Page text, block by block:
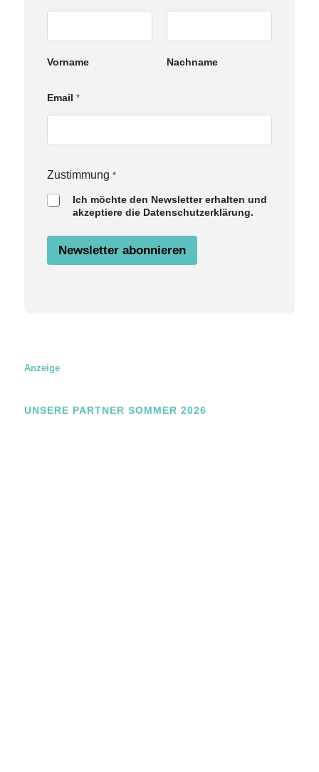
E
m
a
l
t
m
u
n
Vorname Nachname
Email *
Zustimmung *
Ich möchte den Newsletter erhalten und
akzeptiere die Datenschutzerklärung.
Newsletter abonnieren
Anzeige
UNSERE PARTNER SOMMER 2026